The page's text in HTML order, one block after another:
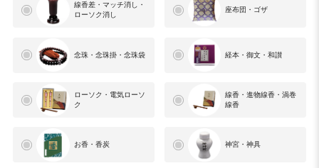
線香差・マッチ消し・
ローソク消し
座布団・ゴザ
念珠・念珠掛・念珠袋 経本・御文・和讃
ローソク・電気ローソ
ク
線香・進物線香・渦巻
線香
お香・香炭 神宮・神具